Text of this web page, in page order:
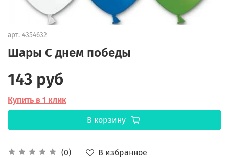
арт. 4354632
Шары С днем победы
(0)
В избранное
143 руб
Купить в 1 клик
В корзину